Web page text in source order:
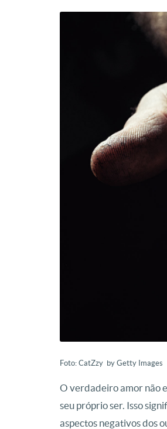
Foto: CatZzy by Getty Images
O verdadeiro amor não
seu próprio ser. Isso
aspectos negativos dos